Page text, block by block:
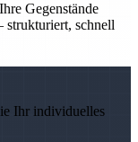
Gegenstände
strukturiert, schnell
Ihr individuelles